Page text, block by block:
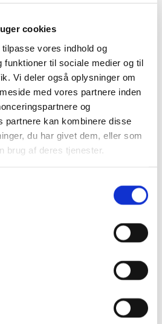
cookies
vores indhold og
funktioner til sociale medier og til
Vi deler også oplysninger om
med vores partnere inden
og
partnere kan kombinere disse
du har givet dem, eller som
brug af deres tjenester.
og ADKAR